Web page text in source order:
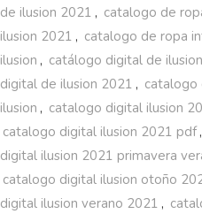
de ilusion 2021 , catalogo de
ilusion 2021 , catalogo de ropa
ilusion , catálogo digital de ilusion
digital de ilusion 2021 , catalogo
ilusion , catalogo digital ilusion
catalogo digital ilusion 2021 pdf,
digital ilusion 2021 primavera
catalogo digital ilusion otoño
digital ilusion verano 2021 ,